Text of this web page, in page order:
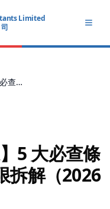
LIMITED
Limited
【BUD 核數師點揀】5 大必查條件＋審計費資助上限拆解（2026 更新）
5 大必查條
拆解（2026